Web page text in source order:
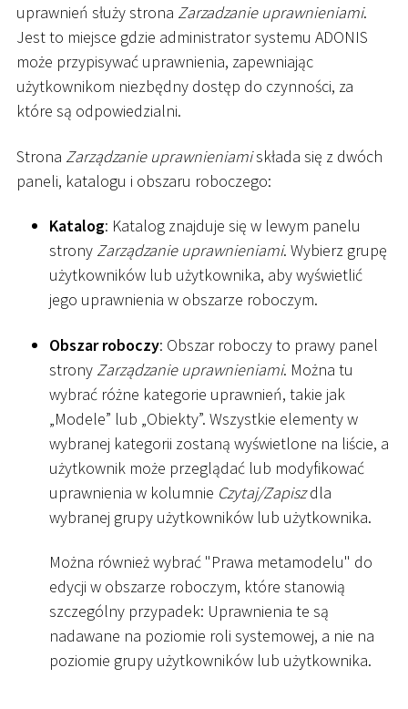
uprawnień służy strona Zarzadzanie uprawnieniami.
Jest to miejsce gdzie administrator systemu ADONIS
może przypisywać uprawnienia, zapewniając
użytkownikom niezbędny dostęp do czynności, za
które są odpowiedzialni.
Strona Zarządzanie uprawnieniamiskłada się z dwóch
paneli, katalogu i obszaru roboczego:
Katalog: Katalog znajduje się w lewym panelu
strony Zarządzanie uprawnieniami. Wybierz grupę
użytkowników lub użytkownika, aby wyświetlić
jego uprawnienia w obszarze roboczym.
Obszar roboczy: Obszar roboczy to prawy panel
strony Zarządzanie uprawnieniami. Można tu
wybrać różne kategorie uprawnień, takie jak
„Modele” lub „Obiekty”. Wszystkie elementy w
wybranej kategorii zostaną wyświetlone na liście, a
użytkownik może przeglądać lub modyfikować
uprawnienia w kolumnie Czytaj/Zapiszdla
wybranej grupy użytkowników lub użytkownika.
Można również wybrać "Prawa metamodelu" do
edycji w obszarze roboczym, które stanowią
szczególny przypadek: Uprawnienia te są
nadawane na poziomie roli systemowej, a nie na
poziomie grupy użytkowników lub użytkownika.